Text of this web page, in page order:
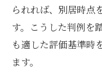
られれば、別居時点
す。こうした判例を
も適した評価基準時
ます。